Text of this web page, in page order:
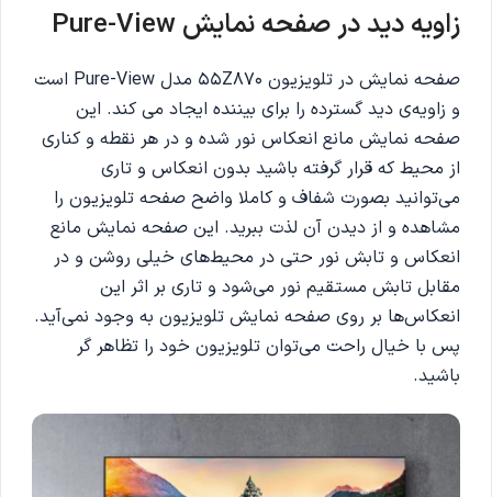
زاویه‌ دید در صفحه نمایش Pure-View
صفحه نمایش در تلویزیون 55Z870 مدل Pure-View است
و زاویه‌ی دید گسترده را برای بیننده ایجاد می کند. این
صفحه نمایش مانع انعکاس نور شده و در هر نقطه و کناری
از محیط که قرار گرفته باشید بدون انعکاس و تاری
می‌توانید بصورت شفاف و کاملا واضح صفحه تلویزیون را
مشاهده و از دیدن آن لذت ببرید‌. این صفحه نمایش مانع
انعکاس و تابش نور حتی در محیط‌های خیلی روشن و در
مقابل تابش مستقیم نور می‌شود و تاری بر اثر این
انعکاس‌ها بر روی صفحه نمایش تلویزیون به وجود نمی‌آید.
پس با خیال راحت می‌توان تلویزیون خود را تظاهر گر
باشید.